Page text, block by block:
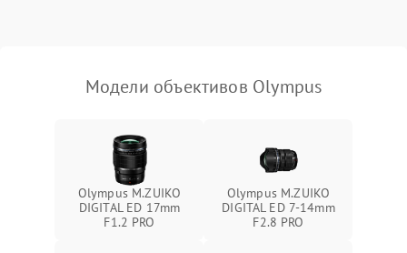
Модели объективов Olympus
Olympus M.ZUIKO
DIGITAL ED 17mm
F1.2 PRO
Olympus M.ZUIKO
DIGITAL ED 7-14mm
F2.8 PRO